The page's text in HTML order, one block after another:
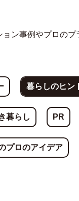
ョン事例やプロの
暮らしのヒン
暮らし PR
プロのアイデア